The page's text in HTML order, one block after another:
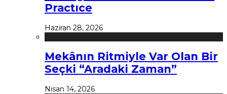
Practıce
Haziran 28, 2026
Mekânın Ritmiyle Var Olan Bir
Seçki “Aradaki Zaman”
Nisan 14, 2026